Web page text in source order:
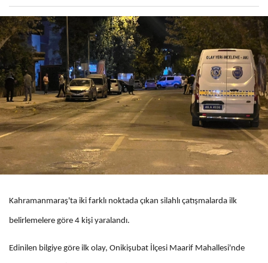
Kahramanmaraş'ta iki farklı noktada çıkan silahlı çatışmalarda ilk
belirlemelere göre 4 kişi yaralandı.
Edinilen bilgiye göre ilk olay, Onikişubat İlçesi Maarif Mahallesi'nde